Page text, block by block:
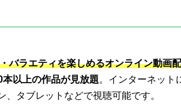
バラエティを楽しめるオンライン動画
本以上の作品が見放題。インターネット
、タブレットなどで視聴可能です。